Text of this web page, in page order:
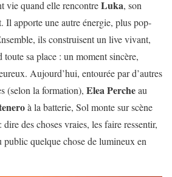
vie quand elle rencontreLuka, son
Il apporte une autre énergie, plus pop-
ils construisent un live vivant,
sa place : un moment sincère,
Aujourd’hui, entourée par d’autres
(selon la formation), Elea Percheau
à la batterie, Sol monte sur scène
des choses vraies, les faire ressentir,
public quelque chose de lumineux en